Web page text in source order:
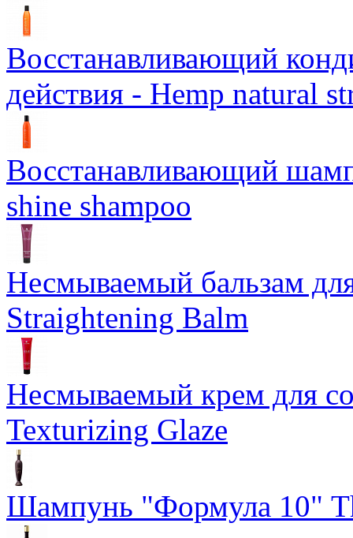
Восстанавливающий
действия - Hemp natural
Восстанавливающий
shine shampoo
Несмываемый бальзам
Straightening Balm
Несмываемый крем для
Texturizing Glaze
Шампунь "Формула 10"